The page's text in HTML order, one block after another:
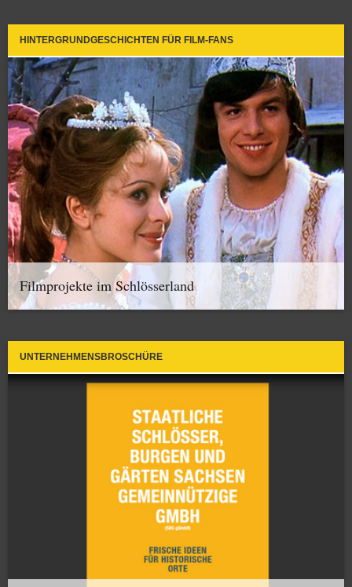
HINTERGRUNDGESCHICHTEN FÜR FILM-FANS
Filmprojekte im Schlösserland
UNTERNEHMENSBROSCHÜRE